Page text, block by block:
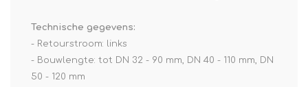
Technische gegevens:
- Retourstroom: links
- Bouwlengte: tot DN 32 - 90 mm, DN 40 - 110 mm, DN
50 - 120 mm